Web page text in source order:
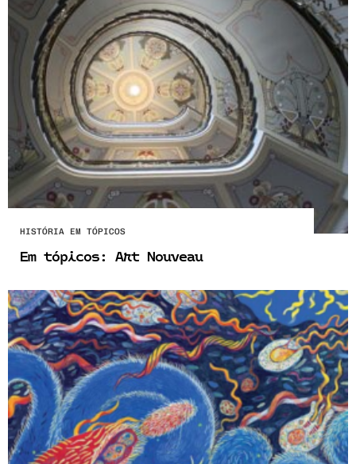
HISTÓRIA EM TÓPICOS
Em tópicos: Art Nouveau